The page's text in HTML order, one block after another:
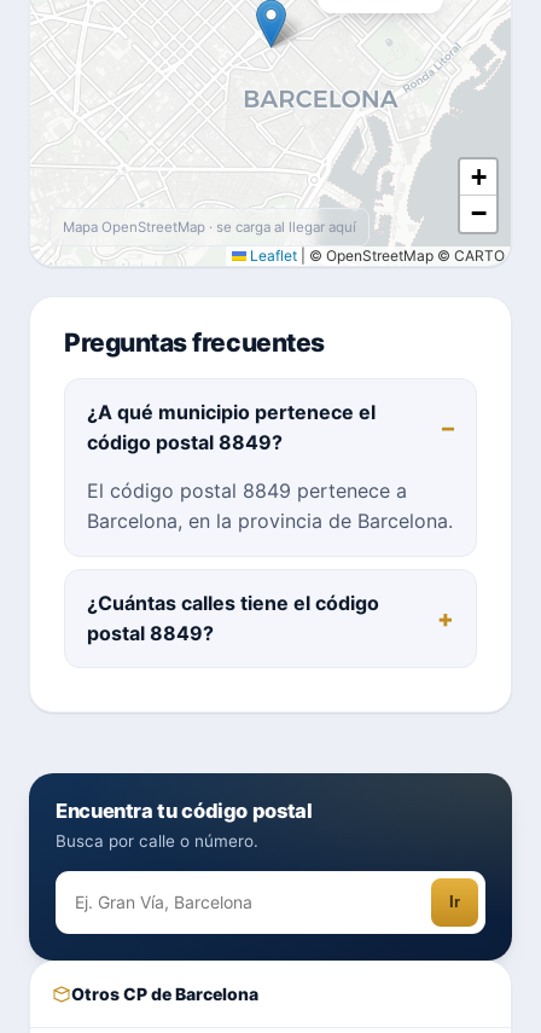
+
−
Leaflet © OpenStreetMap © CARTO
Mapa OpenStreetMap · se carga al llegar aquí
Preguntas frecuentes
¿A qué municipio pertenece el
código postal 8849?
El código postal 8849 pertenece a
Barcelona, en la provincia de Barcelona.
¿Cuántas calles tiene el código
postal 8849?
Encuentra tu código postal
Busca por calle o número.
Ir
Otros CP de Barcelona